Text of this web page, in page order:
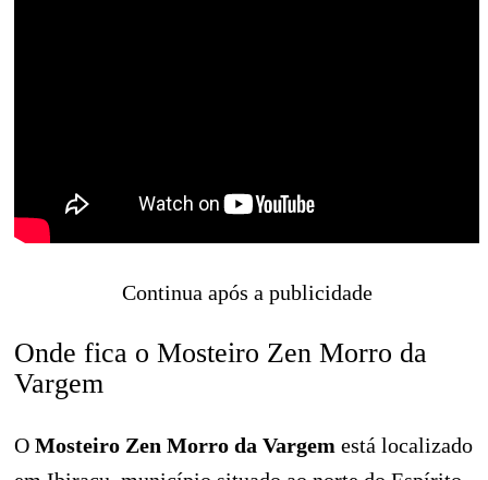
Continua após a publicidade
Onde fica o Mosteiro Zen Morro da
Vargem
O Mosteiro Zen Morro da Vargem está localizado